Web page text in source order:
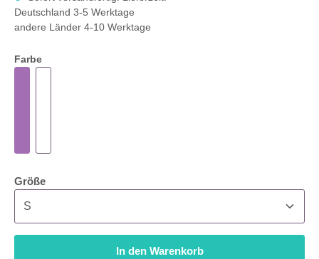
Deutschland 3-5 Werktage
andere Länder 4-10 Werktage
Farbe
Größeauswählen
In den Warenkorb